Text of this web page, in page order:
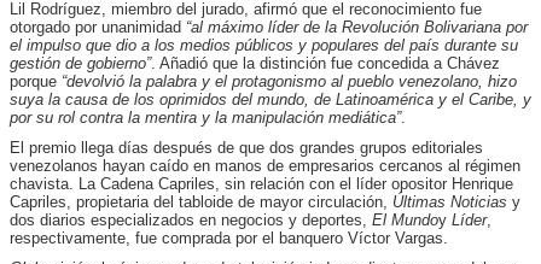
Lil Rodríguez, miembro del jurado, afirmó que el reconocimiento fue
otorgado por unanimidad “al máximo líder de la Revolución Bolivariana por
el impulso que dio a los medios públicos y populares del país durante su
gestión de gobierno”. Añadió que la distinción fue concedida a Chávez
porque “devolvió la palabra y el protagonismo al pueblo venezolano, hizo
suya la causa de los oprimidos del mundo, de Latinoamérica y el Caribe, y
por su rol contra la mentira y la manipulación mediática”.
El premio llega días después de que dos grandes grupos editoriales
venezolanos hayan caído en manos de empresarios cercanos al régimen
chavista. La Cadena Capriles, sin relación con el líder opositor Henrique
Capriles, propietaria del tabloide de mayor circulación, Últimas Noticias y
dos diarios especializados en negocios y deportes, El Mundoy Líder,
respectivamente, fue comprada por el banquero Víctor Vargas.